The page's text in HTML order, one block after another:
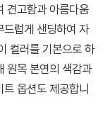
견고함과 아름다움
럽게 샌딩하여 자
컬러를 기본으로 하
원목 본연의 색감과
옵션도 제공합니